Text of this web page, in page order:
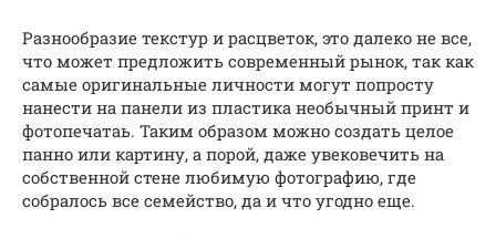
Разнообразие текстур и расцветок, это далеко не все,
что может предложить современный рынок, так как
самые оригинальные личности могут попросту
нанести на панели из пластика необычный принт и
фотопечатаь. Таким образом можно создать целое
панно или картину, а порой, даже увековечить на
собственной стене любимую фотографию, где
собралось все семейство, да и что угодно еще.